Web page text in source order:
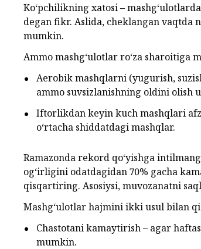
Ko‘pchilikning xatosi –
degan fikr. Aslida, cheklangan vaqtda
mumkin.
Ammo mashg‘ulotlar ro‘za sharoitiga
Aerobik mashqlarni (yugurish,
ammo suvsizlanishning oldini olish
Iftorlikdan keyin kuch mashqlari
o‘rtacha shiddatdagi mashqlar.
Ramazonda rekord qo‘yishga
og‘irligini odatdagidan 70% gacha
qisqartiring. Asosiysi, muvozanatni
Mashg‘ulotlar hajmini ikki usul bilan
Chastotani kamaytirish – agar
mumkin.